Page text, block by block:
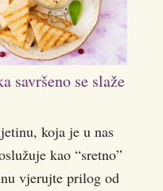
savršeno se slaže
koja je u nas
kao “sretno”
vjerujte prilog od